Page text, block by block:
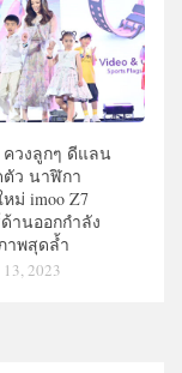
วงลูกๆ ดีแลน
ตัว นาฬิกา
ม่ imoo Z7
านออกกำลัง
าพสุดล้ำ
2023